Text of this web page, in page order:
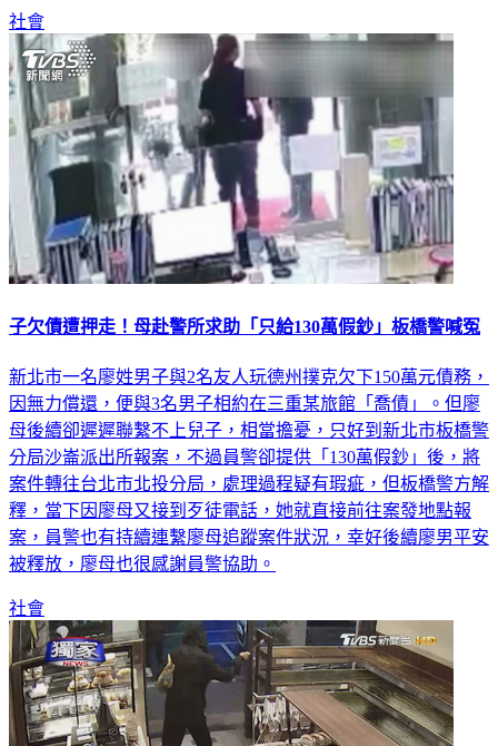
社會
子欠債遭押走！母赴警所求助「只給130萬假鈔」板橋警喊冤
新北市一名廖姓男子與2名友人玩德州撲克欠下150萬元債務，
因無力償還，便與3名男子相約在三重某旅館「喬債」。但廖
母後續卻遲遲聯繫不上兒子，相當擔憂，只好到新北市板橋警
分局沙崙派出所報案，不過員警卻提供「130萬假鈔」後，將
案件轉往台北市北投分局，處理過程疑有瑕疵，但板橋警方解
釋，當下因廖母又接到歹徒電話，她就直接前往案發地點報
案，員警也有持續連繫廖母追蹤案件狀況，幸好後續廖男平安
被釋放，廖母也很感謝員警協助。
社會